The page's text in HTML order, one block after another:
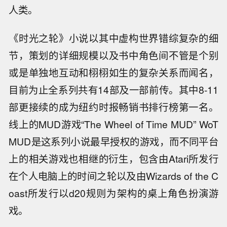
人类。
《时光之轮》小说以其中虚构世界错综复杂的细
节，策划的详细规模以及书中角色间不管是个别
或是单独地互动和栩栩如生的复杂关系而闻名，
目前为止全系列共有14部及一部前传。其中8-11
部更接续的成为纽约时报畅销书排行榜第一名。
线上的MUD游戏“The Wheel of Time MUD” WoT
MUD是这系列小说最早授权的游戏，而不同平台
上的相关游戏也相继的衍生，包含由Atari所发行
在个人电脑上的时间之轮以及由Wizards of the C
oast所发行以d20规则为架构的桌上角色扮演游
戏。